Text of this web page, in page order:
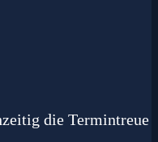
die Termintreue